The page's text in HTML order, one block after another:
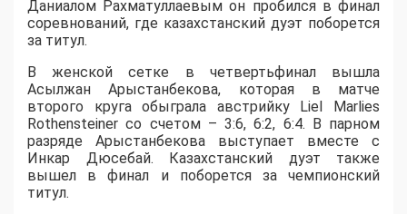
Даниалом Рахматуллаевым он пробился в финал
соревнований, где казахстанский дуэт поборется
за титул.
В женской сетке в четвертьфинал вышла
Асылжан Арыстанбекова, которая в матче
второго круга обыграла австрийку Liel Marlies
Rothensteiner со счетом – 3:6, 6:2, 6:4. В парном
разряде Арыстанбекова выступает вместе с
Инкар Дюсебай. Казахстанский дуэт также
вышел в финал и поборется за чемпионский
титул.